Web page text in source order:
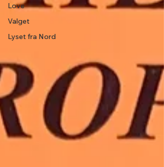
Love
Valget
Lyset fra Nord